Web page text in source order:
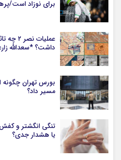
برای نوزاد است/
عملیات
داشت؟ *سعدالله
بورس تهران چگونه
مسیر داد؟
تنگی انگشتر و
یا هشدار جدی؟